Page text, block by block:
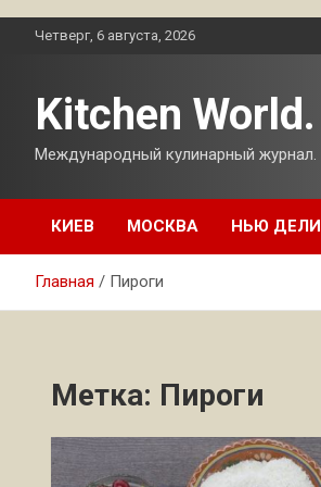
ПерейтиЧетверг, 6 августа, 2026
Kitchen World.
Международный кулинарный журнал.
КИЕВ МОСКВА НЬЮ ДЕЛИ
Главная Пироги
Метка: Пироги